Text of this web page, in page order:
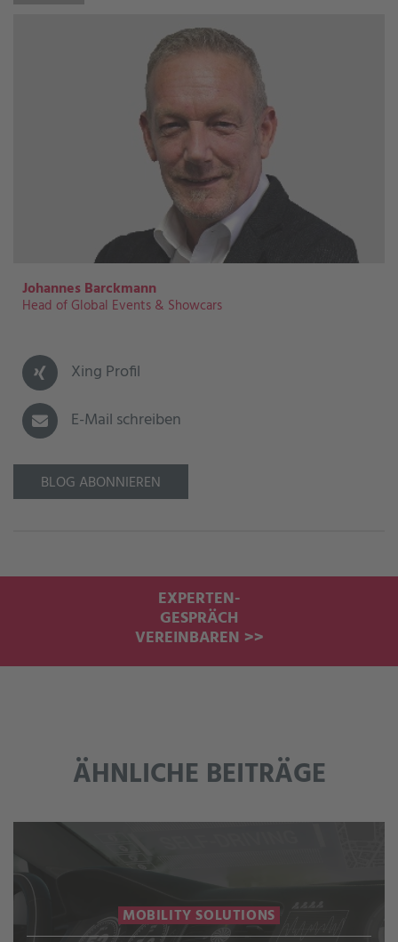
Johannes Barckmann
Head of Global Events & Showcars
Xing Profil
E-Mail schreiben
BLOG ABONNIEREN
EXPERTEN-
GESPRÄCH
VEREINBAREN >>
ÄHNLICHE BEITRÄGE
MOBILITY SOLUTIONS